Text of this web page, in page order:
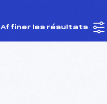
Affiner les résultats